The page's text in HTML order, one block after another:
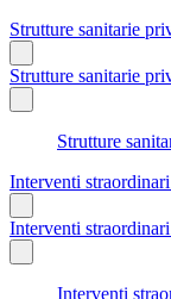
Strutture sanitarie
Strutture sanitarie
Strutture
Interventi
Interventi
Interventi